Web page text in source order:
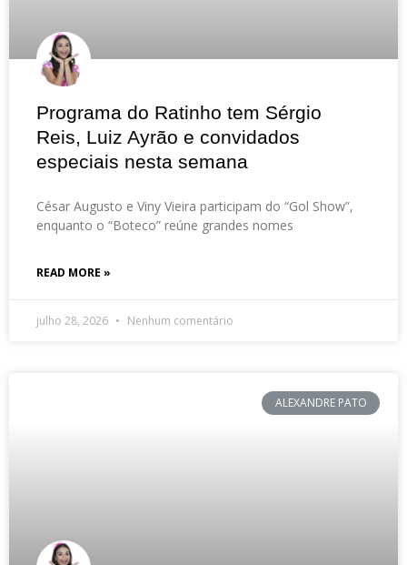
Programa do Ratinho tem Sérgio
Reis, Luiz Ayrão e convidados
especiais nesta semana
César Augusto e Viny Vieira participam do “Gol Show”,
enquanto o “Boteco” reúne grandes nomes
READ MORE »
julho 28, 2026 Nenhum comentário
ALEXANDRE PATO